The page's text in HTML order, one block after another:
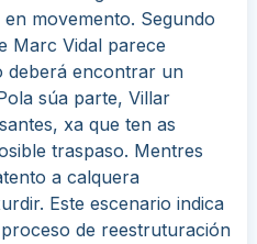
movemento. Segundo
Marc Vidal parece
deberá encontrar un
súa parte, Villar
xa que ten as
traspaso. Mentres
a calquera
Este escenario indica
de reestruturación